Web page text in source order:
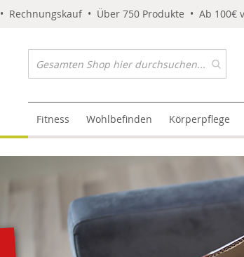
Rechnungskauf • Über 750 Produkte • Ab 100€
Fitness Wohlbefinden Körperpflege